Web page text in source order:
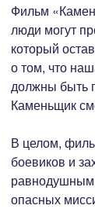
Фильм
люди могут
который
о том, что
должны быть
Каменьщик
В целом,
боевиков и
равнодушным
опасных